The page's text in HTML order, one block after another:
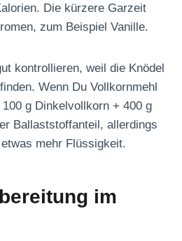
Die kürzere Garzeit
zum Beispiel Vanille.
kontrollieren, weil die Knödel
Wenn Du Vollkornmehl
g Dinkelvollkorn + 400 g
Ballaststoffanteil, allerdings
mehr Flüssigkeit.
im